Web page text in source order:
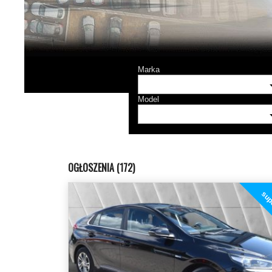
Marka
Model
OGŁOSZENIA (172)